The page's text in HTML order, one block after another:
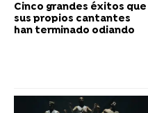
Cinco grandes éxitos que
sus propios cantantes
han terminado odiando